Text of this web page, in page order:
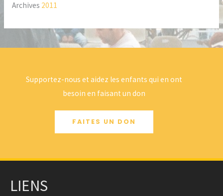
Archives 2011
Supportez-nous et aidez les enfants qui en ont
besoin en faisant un don
FAITES UN DON
LIENS